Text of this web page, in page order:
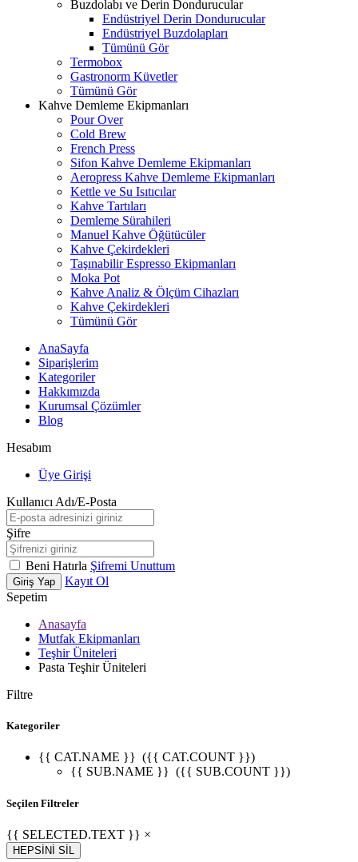
Buzdolabı ve Derin Dondurucular
Endüstriyel Derin Dondurucular
Endüstriyel Buzdolapları
Tümünü Gör
Termobox
Gastronorm Küvetler
Tümünü Gör
Kahve Demleme Ekipmanları
Pour Over
Cold Brew
French Press
Sifon Kahve Demleme Ekipmanları
Aeropress Kahve Demleme Ekipmanları
Kettle ve Su Isıtıcılar
Kahve Tartıları
Demleme Sürahileri
Manuel Kahve Öğütücüler
Kahve Çekirdekleri
Taşınabilir Espresso Ekipmanları
Moka Pot
Kahve Analiz & Ölçüm Cihazları
Kahve Çekirdekleri
Tümünü Gör
AnaSayfa
Siparişlerim
Kategoriler
Hakkımızda
Kurumsal Çözümler
Blog
Hesabım
Üye Girişi
Kullanıcı Adı/E-Posta
Şifre
Beni Hatırla Şifremi Unuttum
Giriş Yap
Kayıt Ol
Sepetim
Anasayfa
Mutfak Ekipmanları
Teşhir Üniteleri
Pasta Teşhir Üniteleri
Filtre
Kategoriler
{{ CAT.NAME }} ({{ CAT.COUNT }})
{{ SUB.NAME }} ({{ SUB.COUNT }})
Seçilen Filtreler
{{ SELECTED.TEXT }} ×
HEPSİNİ SİL